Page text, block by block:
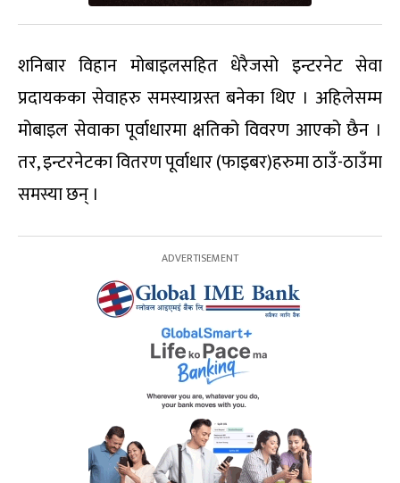
शनिबार विहान मोबाइलसहित धेरैजसो इन्टरनेट सेवा
प्रदायकका सेवाहरु समस्याग्रस्त बनेका थिए । अहिलेसम्म
मोबाइल सेवाका पूर्वाधारमा क्षतिको विवरण आएको छैन ।
तर, इन्टरनेटका वितरण पूर्वाधार (फाइबर)हरुमा ठाउँ-ठाउँमा
समस्या छन् ।